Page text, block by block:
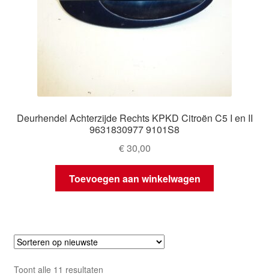
Deurhendel Achterzijde Rechts KPKD Citroën C5 I en II
9631830977 9101S8
€30,00
Toevoegen aan winkelwagen
Toont alle 11 resultatenGesorteerd